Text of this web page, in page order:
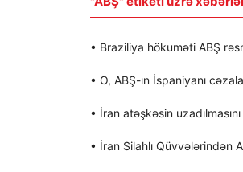
• Braziliya hökuməti ABŞ
• O, ABŞ-ın İspaniyanı
• İran atəşkəsin
• İran Silahlı Qüvvələrindən